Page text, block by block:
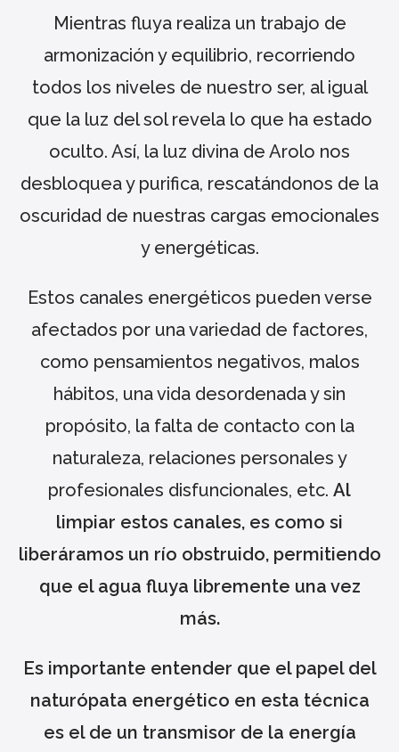
Mientras fluya realiza un trabajo de
armonización y equilibrio, recorriendo
todos los niveles de nuestro ser, al igual
que la luz del sol revela lo que ha estado
oculto. Así, la luz divina de Arolo nos
desbloquea y purifica, rescatándonos de la
oscuridad de nuestras cargas emocionales
y energéticas.
Estos canales energéticos pueden verse
afectados por una variedad de factores,
como pensamientos negativos, malos
hábitos, una vida desordenada y sin
propósito, la falta de contacto con la
naturaleza, relaciones personales y
profesionales disfuncionales, etc. Al
limpiar estos canales, es como si
liberáramos un río obstruido, permitiendo
que el agua fluya libremente una vez
más.
Es importante entender que el papel del
naturópata energético en esta técnica
es el de un transmisor de la energía